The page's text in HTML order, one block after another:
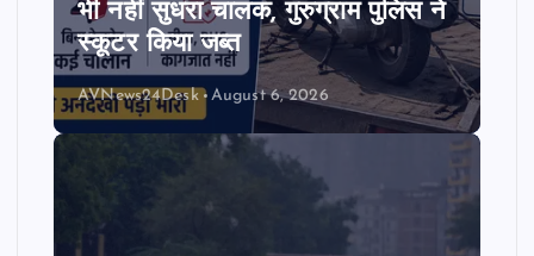
भी नहीं सुधरा चालक, गुरुग्राम पुलिस ने
स्कूटर किया जब्त
AVNews24Desk August 6, 2026